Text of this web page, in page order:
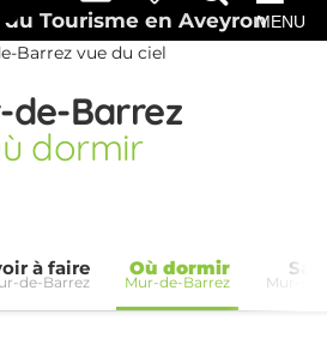
Tourisme en AveyronMENU
de-Barrez
dormir
à faire
de-Barrez
Où dormir
Mur-de-Barrez Mur-